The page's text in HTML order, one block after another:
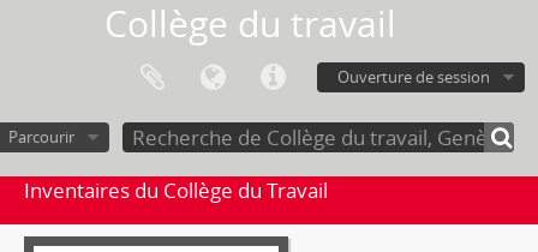
Collège du travail
Ouverture de session
Parcourir
Inventaires du Collège du Travail